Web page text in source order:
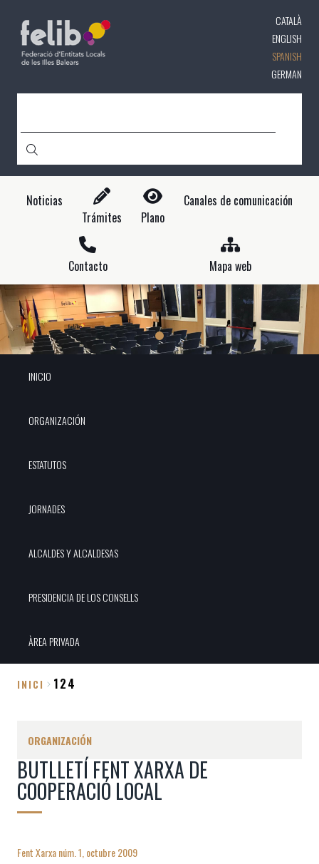
contenido
principal
CATALÀ
ENGLISH
SPANISH
GERMAN
Noticias
Trámites
Plano
Canales de comunicación
Contacto Mapa web
INICIO
ORGANIZACIÓN
ESTATUTOS
JORNADES
ALCALDES Y ALCALDESAS
PRESIDENCIA DE LOS CONSELLS
ÀREA PRIVADA
de
ayuda
a
la
INICI 124
ORGANIZACIÓN
BUTLLETÍ FENT XARXA DE
COOPERACIÓ LOCAL
Fent Xarxa núm. 1, octubre 2009